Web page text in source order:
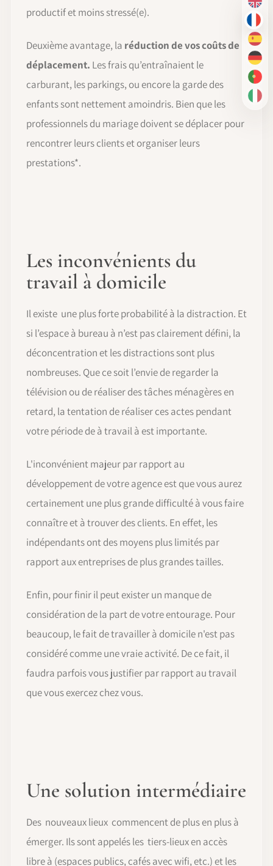
EN
FR
ES
DE
PT-
IT
productif et moins stressé(e).
Deuxième avantage, la réduction de vos coûts de
déplacement. Les frais qu’entraînaient le
carburant, les parkings, ou encore la garde des
enfants sont nettement amoindris. Bien que les
professionnels du mariage doivent se déplacer pour
rencontrer leurs clients et organiser leurs
prestations*.
Les inconvénients du
travail à domicile
Il existe une plus forte probabilité à la distraction. Et
si l’espace à bureau à n’est pas clairement défini, la
déconcentration et les distractions sont plus
nombreuses. Que ce soit l’envie de regarder la
télévision ou de réaliser des tâches ménagères en
retard, la tentation de réaliser ces actes pendant
votre période de à travail à est importante.
L'inconvénient majeur par rapport au
développement de votre agence est que vous aurez
certainement une plus grande difficulté à vous faire
connaître et à trouver des clients. En effet, les
indépendants ont des moyens plus limités par
rapport aux entreprises de plus grandes tailles.
Enfin, pour finir il peut exister un manque de
considération de la part de votre entourage. Pour
beaucoup, le fait de travailler à domicile n'est pas
considéré comme une vraie activité. De ce fait, il
faudra parfois vous justifier par rapport au travail
que vous exercez chez vous.
Une solution intermédiaire
Des nouveaux lieux commencent de plus en plus à
émerger. Ils sont appelés les tiers-lieux en accès
libre à (espaces publics, cafés avec wifi, etc.) et les